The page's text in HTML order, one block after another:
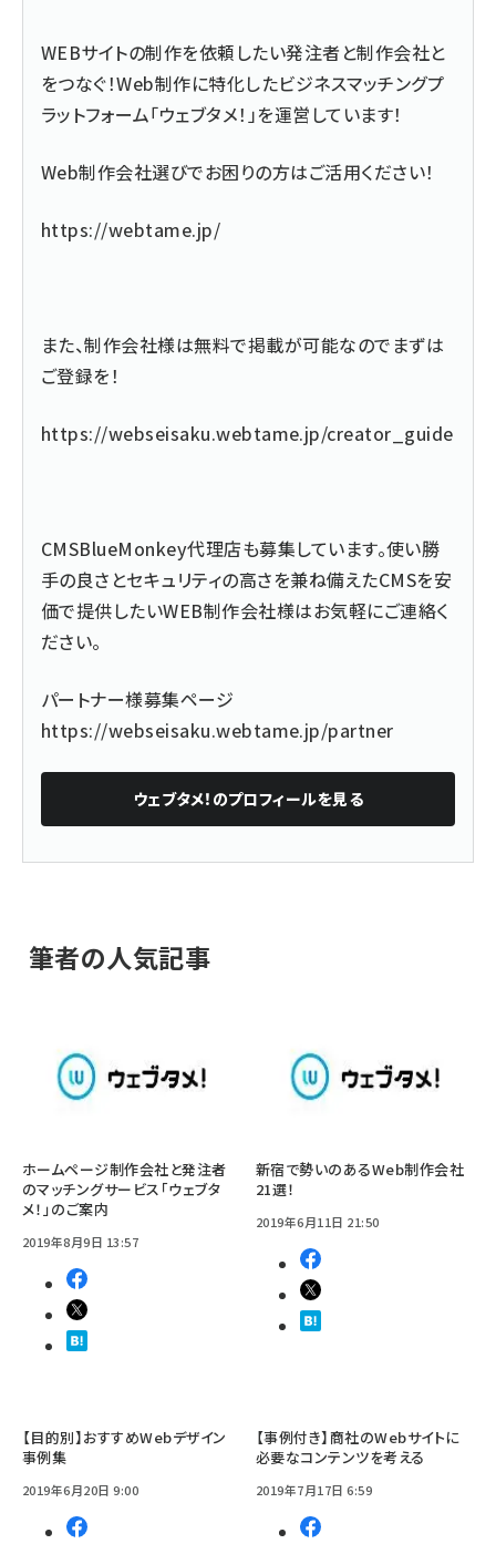
WEBサイトの制作を依頼したい発注者と制作会社と
をつなぐ！Web制作に特化したビジネスマッチングプ
ラットフォーム「ウェブタメ！」を運営しています！
Web制作会社選びでお困りの方はご活用ください！
https://webtame.jp/
また、制作会社様は無料で掲載が可能なのでまずは
ご登録を！
https://webseisaku.webtame.jp/creator_guide
CMSBlueMonkey代理店も募集しています。使い勝
手の良さとセキュリティの高さを兼ね備えたCMSを安
価で提供したいWEB制作会社様はお気軽にご連絡く
ださい。
パートナー様募集ページ
https://webseisaku.webtame.jp/partner
ウェブタメ！ のプロフィールを見る
筆者の人気記事
ホームページ制作会社と発注者
のマッチングサービス「ウェブタ
メ！」のご案内
2019年8月9日 13:57
新宿で勢いのあるWeb制作会社
21選！
2019年6月11日 21:50
【目的別】おすすめWebデザイン
事例集
2019年6月20日 9:00
【事例付き】商社のWebサイトに
必要なコンテンツを考える
2019年7月17日 6:59